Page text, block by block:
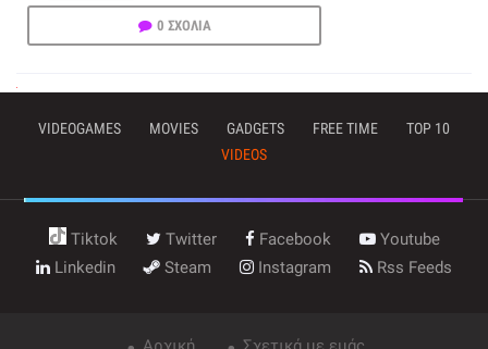
0 ΣΧΟΛΙΑ
VIDEOGAMES MOVIES GADGETS FREE TIME
TOP 10
VIDEOS
Tiktok Twitter Facebook
Youtube
Linkedin
Steam Instagram Rss Feeds